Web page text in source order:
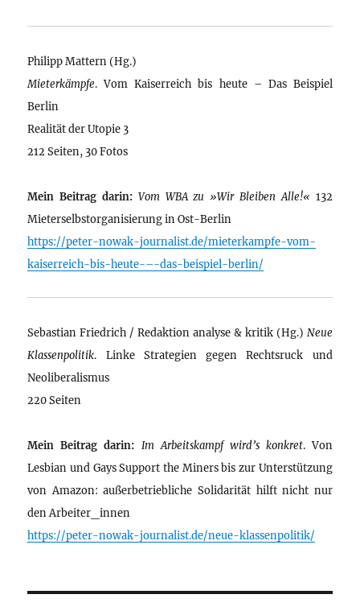
Philipp Mattern (Hg.)
Mieterkämpfe. Vom Kaiserreich bis heute – Das Beispiel
Berlin
Realität der Utopie 3
212 Seiten, 30 Fotos
Mein Beitrag darin: Vom WBA zu »Wir Bleiben Alle!« 132
Mieterselbstorganisierung in Ost-Berlin
https://peter-nowak-journalist.de/mieterkampfe-vom-
kaiserreich-bis-heute-–-das-beispiel-berlin/
Sebastian Friedrich / Redaktion analyse & kritik (Hg.) Neue
Klassenpolitik. Linke Strategien gegen Rechtsruck und
Neoliberalismus
220 Seiten
Mein Beitrag darin: Im Arbeitskampf wird’s konkret. Von
Lesbian und Gays Support the Miners bis zur Unterstützung
von Amazon: außerbetriebliche Solidarität hilft nicht nur
den Arbeiter_innen
https://peter-nowak-journalist.de/neue-klassenpolitik/